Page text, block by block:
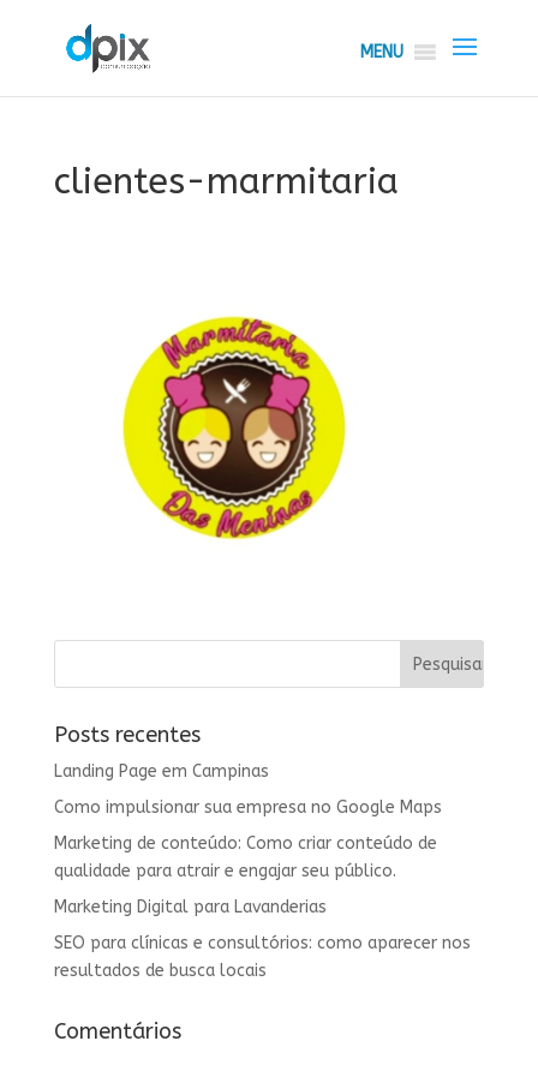
MENU
clientes-marmitaria
Posts recentes
Landing Page em Campinas
Como impulsionar sua empresa no Google Maps
Marketing de conteúdo: Como criar conteúdo de
qualidade para atrair e engajar seu público.
Marketing Digital para Lavanderias
SEO para clínicas e consultórios: como aparecer nos
resultados de busca locais
Comentários